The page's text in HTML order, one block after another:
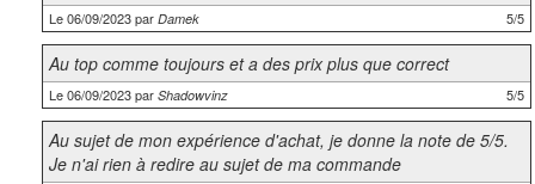
Le 06/09/2023 par Damek 5/5
Au top comme toujours et a des prix plus que correct
Le 06/09/2023 par Shadowvinz 5/5
Au sujet de mon expérience d'achat, je donne la note de 5/5.
Je n'ai rien à redire au sujet de ma commande